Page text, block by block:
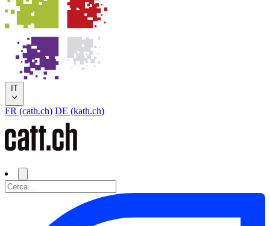
IT
FR (cath.ch) DE (kath.ch)